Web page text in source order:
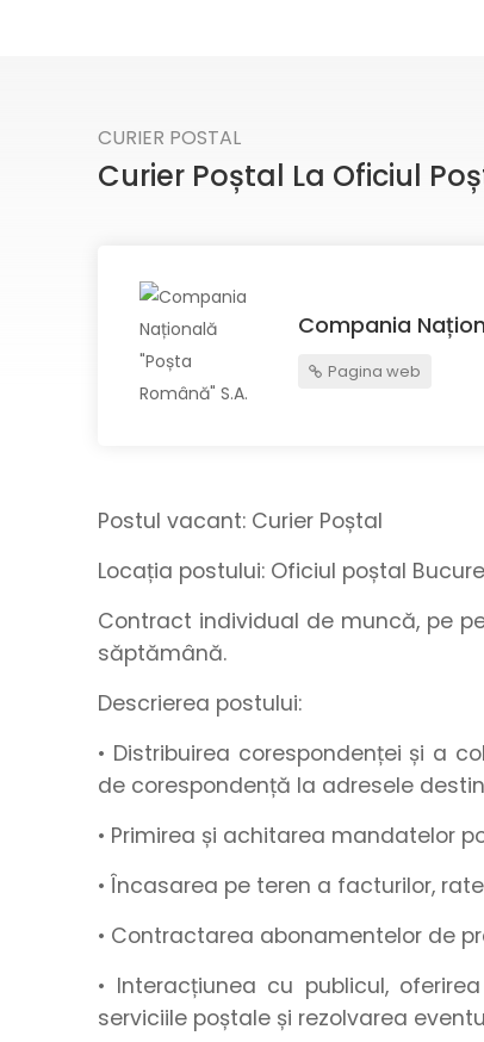
CURIER POSTAL
Curier Poștal La Oficiul
Compania
Pagina web
Postul vacant: Curier Poștal
Locația postului: Oficiul poștal
Contract individual de muncă, pe
săptămână.
Descrierea postului:
• Distribuirea corespondenței și a
de corespondență la adresele
• Primirea și achitarea mandatelor
• Încasarea pe teren a facturilor,
• Contractarea abonamentelor de
• Interacțiunea cu publicul,
serviciile poștale și rezolvarea